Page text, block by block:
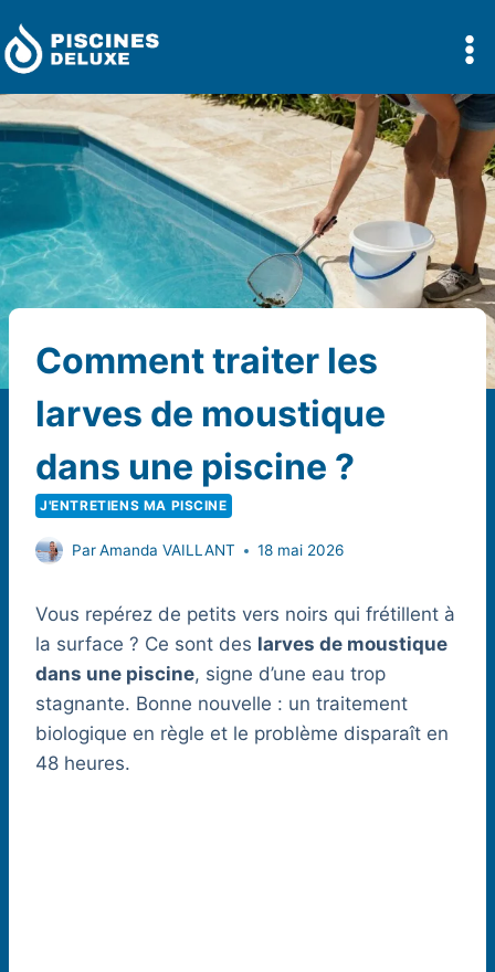
au
contenu
Comment traiter les
larves de moustique
dans une piscine ?
J'ENTRETIENS MA PISCINE
ParAmanda VAILLANT 18 mai 2026
Vous repérez de petits vers noirs qui frétillent à
la surface ? Ce sont des larves de moustique
dans une piscine, signe d’une eau trop
stagnante. Bonne nouvelle : un traitement
biologique en règle et le problème disparaît en
48 heures.